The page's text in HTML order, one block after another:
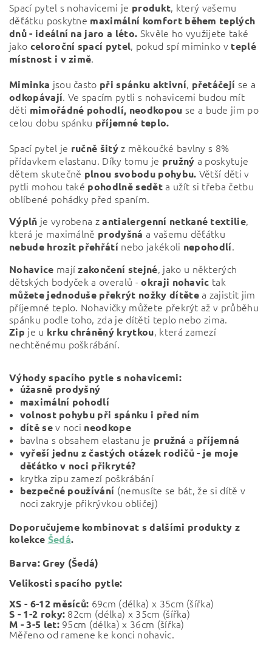
Spací pytel s nohavicemi je produkt, který vašemu
děťátku poskytne maximální komfort během teplých
dnů - ideální na jaro a léto. Skvěle ho využijete také
jako celoroční spací pytel, pokud spí miminko v teplé
místnost i v zimě.
Miminka jsou často při spánku aktivní, přetáčejí se a
odkopávají. Ve spacím pytli s nohavicemi budou mít
děti mimořádné pohodlí, neodkopou se a bude jim po
celou dobu spánku příjemné teplo.
Spací pytel je ručně šitýz měkoučké bavlny s 8%
přídavkem elastanu. Díky tomu je pružný a poskytuje
dětem skutečně plnou svobodu pohybu. Větší děti v
pytli mohou také pohodlně seděta užít si třeba četbu
oblíbené pohádky před spaním.
Výplň je vyrobena zantialergenní netkané textilie,
která je maximálně prodyšná a vašemu děťátku
nebude hrozit přehřátí nebo jakékoli nepohodlí.
Nohavice majízakončení stejné, jako u některých
dětských bodyček a overalů - okraji nohavic tak
můžete jednoduše překrýt nožky dítětea zajistit jim
příjemné teplo. Nohavičky můžete překrýt až v průběhu
spánku podle toho, zda je dítěti teplo nebo zima.
Zip je u krku chráněný krytkou, která zamezí
nechtěnému poškrábání.
Výhody spacího pytle s nohavicemi:
úžasně prodyšný
maximální pohodlí
volnost pohybu při spánku i před ním
dítě sev noci neodkope
bavlna s obsahem elastanu je pružná a příjemná
vyřeší jednu z častých otázek rodičů - je moje
děťátko v noci přikryté?
krytka zipu zamezí poškrábání
bezpečné používání (nemusíte se bát, že si dítě v
noci zakryje přikrývkou obličej)
Doporučujeme kombinovat s dalšími produkty z
kolekce Šedá.
Barva: Grey (Šedá)
Velikosti spacího pytle:
XS - 6-12 měsíců: 69cm (délka) x 35cm (šířka)
S - 1-2 roky: 82cm (délka) x 35cm (šířka)
M - 3-5 let: 95cm (délka) x 36cm (šířka)
Měřeno od ramene ke konci nohavic.